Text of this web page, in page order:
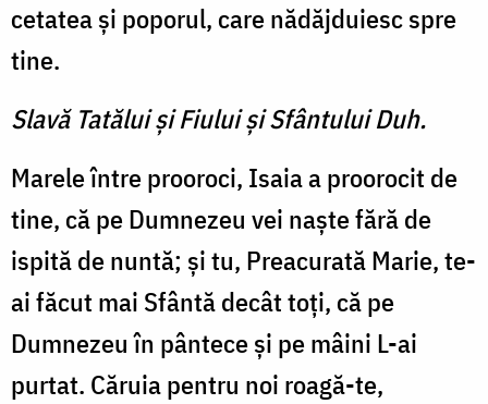
cetatea şi poporul, care nă­dăjduiesc spre
tine.
Slavă Tatălui şi Fiului şi Sfântului Duh.
Marele între prooroci, Isaia a proorocit de
tine, că pe Dum­nezeu vei naşte fără de
ispită de nuntă; şi tu, Preacurată Marie, te-
ai făcut mai Sfântă decât toţi, că pe
Dumnezeu în pântece şi pe mâini L-ai
purtat. Căruia pentru noi roagă-te,